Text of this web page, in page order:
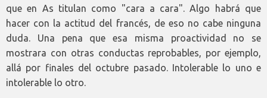
que en As titulan como "cara a cara". Algo habrá que
hacer con la actitud del francés, de eso no cabe ninguna
duda. Una pena que esa misma proactividad no se
mostrara con otras conductas reprobables, por ejemplo,
allá por finales del octubre pasado. Intolerable lo uno e
intolerable lo otro.